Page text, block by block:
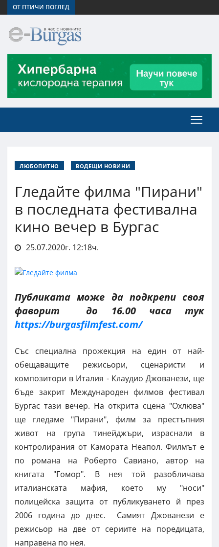
ОТ ПТИЧИ ПОГЛЕД
ЛЮБОПИТНО ВОДЕЩИ НОВИНИ
Гледайте филма "Пирани"
в последната фестивална
кино вечер в Бургас
25.07.2020г. 12:18ч.
Публиката може да подкрепи своя
фаворит до 16.00 часа тук
https://burgasfilmfest.com/
Със специална прожекция на един от най-
обещаващите режисьори, сценаристи и
композитори в Италия - Клаудио Джованези, ще
бъде закрит Международен филмов фестивал
Бургас тази вечер. На открита сцена "Охлюва"
ще гледаме "Пирани", филм за престъпния
живот на група тинейджъри, израснали в
контролирания от Камората Неапол. Филмът е
по романа на Роберто Савиано, автор на
книгата "Гомор". В нея той разобличава
италианската мафия, което му "носи"
полицейска защита от публикуването й през
2006 година до днес. Самият Джованези е
режисьор на две от сериите на поредицата,
направена по нея.